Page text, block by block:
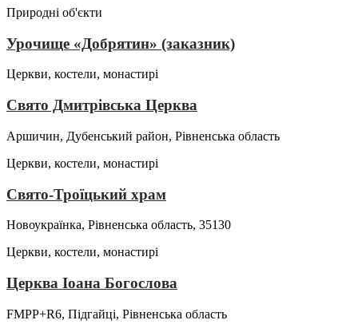
Природні об'єкти
Урочище «Добрятин» (заказник)
Церкви, костели, монастирі
Свято Дмитрівська Церква
Аршичин, Дубенський район, Рівненська область
Церкви, костели, монастирі
Свято-Троїцький храм
Новоукраїнка, Рівненська область, 35130
Церкви, костели, монастирі
Церква Іоана Богослова
FMPP+R6, Підгайці, Рівненська область